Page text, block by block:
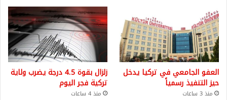
العفو الجامعي في تركيا يدخل
حيز التنفيذ رسمياً
منذ 3 ساعات
زلزال بقوة 4.5 درجة يضرب ولاية
تركية فجر اليوم
منذ 4 ساعات